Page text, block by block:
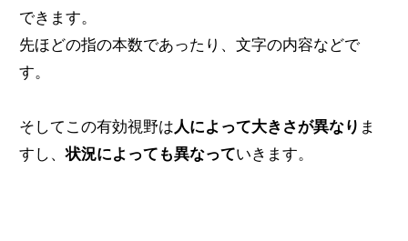
できます。
先ほどの指の本数であったり、文字の内容などで
す。
そしてこの有効視野は人によって大きさが異なり ま
すし、状況によっても異なっていきます。